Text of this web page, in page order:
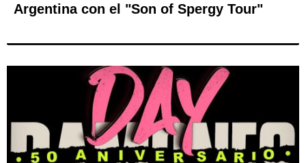
Argentina con el "Son of Spergy Tour"